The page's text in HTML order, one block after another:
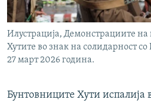
Илустрација, Демонстрациите
Хутите во знак на солидарност
27 март 2026 година.
Бунтовниците Хути испалија